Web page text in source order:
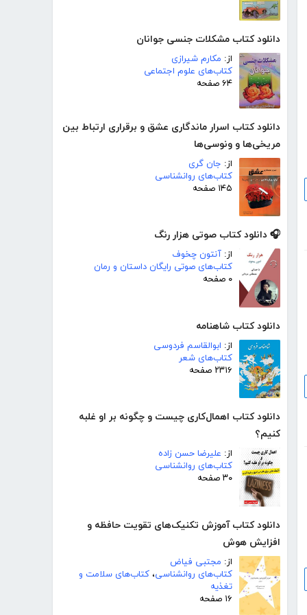
دانلود کتاب مشکلات جنسی جوانان
از: مکارم شیرازی
کتاب‌های علوم اجتماعی
۶۴ صفحه
دانلود کتاب اسرار ماندگاری عشق و برقراری ارتباط بین
مریخی‌ها و ونوسی‌ها‎
از: جان گری
کتاب‌های روانشناسی
۱۴۵ صفحه
🎧 دانلود کتاب صوتی هزار رنگ
از: آنتون چخوف
کتاب‌های صوتی رایگان داستان و رمان
۰ صفحه
دانلود کتاب شاهنامه
از: ابوالقاسم فردوسی
کتاب‌های شعر
۲۳۱۶ صفحه
دانلود کتاب اهمال‌کاری چیست و چگونه بر او غلبه
کنیم؟
از: علیرضا حسن زاده
کتاب‌های روانشناسی
۳۰ صفحه
دانلود کتاب آموزش تکنیک‌های تقویت حافظه و
افزایش هوش
از: مجتبی فیاض
کتاب‌های روانشناسی، کتاب‌های سلامت و
تغذیه
۱۶ صفحه